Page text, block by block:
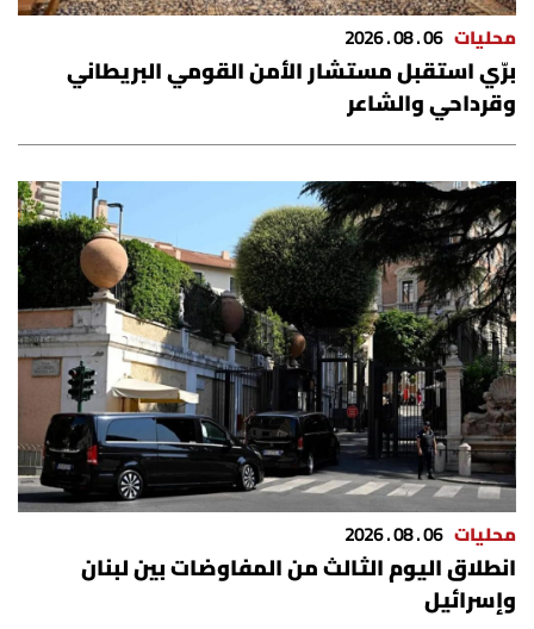
شروط الاستخدام
شروط الإشتراك
محليات 06 . 08 . 2026
برّي استقبل مستشار الأمن القومي البريطاني
وقرداحي والشاعر
محليات 06 . 08 . 2026
انطلاق اليوم الثالث من المفاوضات بين لبنان
وإسرائيل